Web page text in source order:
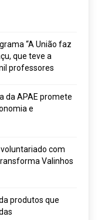
“A União faz
que teve a
professores
da APAE promete
e
com
Valinhos
produtos que